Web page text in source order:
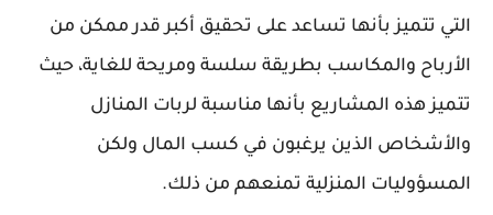
التي تتميز بأنها تساعد على تحقيق أكبر قدر ممكن من
الأرباح والمكاسب بطريقة سلسة ومريحة للغاية، حيث
تتميز هذه المشاريع بأنها مناسبة لربات المنازل
والأشخاص الذين يرغبون في كسب المال ولكن
المسؤوليات المنزلية تمنعهم من ذلك.